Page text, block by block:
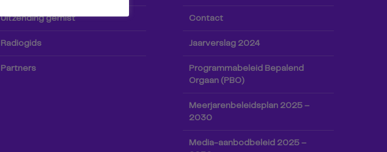
Uitzending gemist
Radiogids
Partners
Contact
Jaarverslag 2024
Programmabeleid Bepalend
Orgaan (PBO)
Meerjarenbeleidsplan 2025 –
2030
Media-aanbodbeleid 2025 –